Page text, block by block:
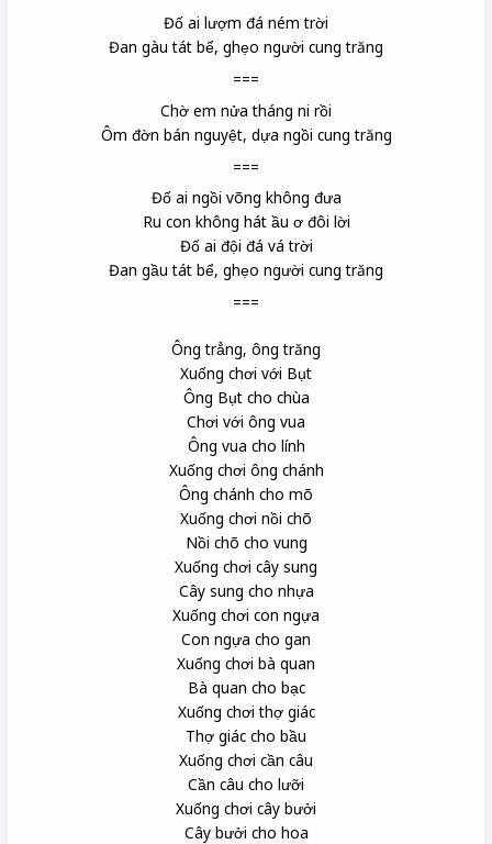
Đố ai lượm đá ném trời
Đan gàu tát bể, ghẹo người cung trăng
===
Chờ em nửa tháng ni rồi
Ôm đờn bán nguyệt, dựa ngồi cung trăng
===
Đố ai ngồi võng không đưa
Ru con không hát ầu ơ đôi lời
Đố ai đội đá vá trời
Đan gầu tát bể, ghẹo người cung trăng
===
Ông trẳng, ông trăng
Xuống chơi với Bụt
Ông Bụt cho chùa
Chơi với ông vua
Ông vua cho lính
Xuống chơi ông chánh
Ông chánh cho mõ
Xuống chơi nồi chõ
Nồi chõ cho vung
Xuống chơi cây sung
Cây sung cho nhựa
Xuống chơi con ngựa
Con ngựa cho gan
Xuống chơi bà quan
Bà quan cho bạc
Xuống chơi thợ giác
Thợ giác cho bầu
Xuống chơi cần câu
Cần câu cho lưỡi
Xuống chơi cây bưởi
Cây bưởi cho hoa